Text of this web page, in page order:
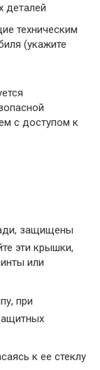
деталей
техническим
(укажите
с доступом к
защищены
эти крышки,
или
при
к ее стеклу